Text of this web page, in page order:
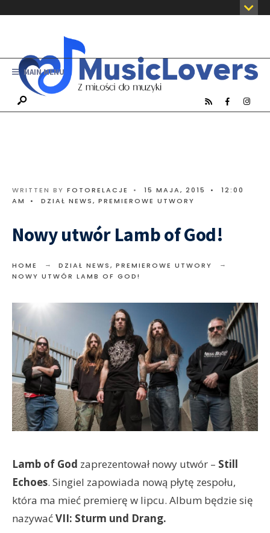
MAIN MENU
WRITTEN BY FOTORELACJE • 15 MAJA, 2015 •
12:00
AM
• DZIAŁ NEWS, PREMIEROWE UTWORY
Nowy utwór Lamb of God!
HOME DZIAŁ NEWS, PREMIEROWE UTWORY
NOWY UTWÓR LAMB OF GOD!
Lamb of God zaprezentował nowy utwór – Still
Echoes. Singiel zapowiada nową płytę zespołu,
która ma mieć premierę w lipcu. Album będzie się
nazywaćVII: Sturm und Drang.